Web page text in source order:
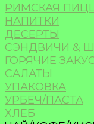
РИМСКАЯ
НАПИТКИ
ДЕСЕРТЫ
СЭНДВИЧИ &
ГОРЯЧИЕ
САЛАТЫ
УПАКОВКА
УРБЕЧ/ПАСТА
ХЛЕБ